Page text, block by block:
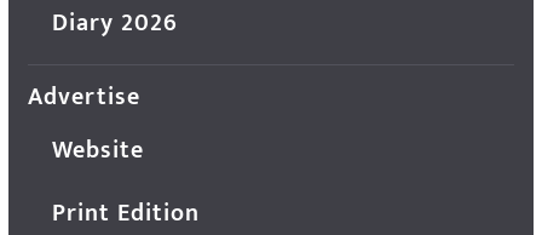
Diary 2026
Advertise
Website
Print Edition